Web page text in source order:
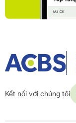
Kết nối với chúng tôi